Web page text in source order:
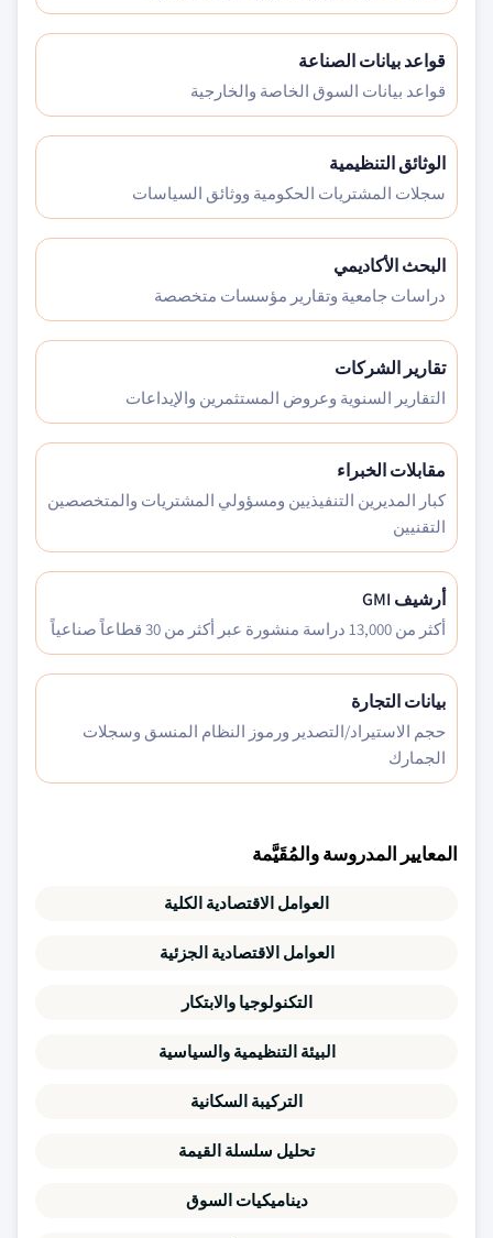
قواعد بيانات الصناعة
قواعد بيانات السوق الخاصة والخارجية
الوثائق التنظيمية
سجلات المشتريات الحكومية ووثائق السياسات
البحث الأكاديمي
دراسات جامعية وتقارير مؤسسات متخصصة
تقارير الشركات
التقارير السنوية وعروض المستثمرين والإيداعات
مقابلات الخبراء
كبار المديرين التنفيذيين ومسؤولي المشتريات والمتخصصين
التقنيين
أرشيف GMI
أكثر من 13,000 دراسة منشورة عبر أكثر من 30 قطاعاً صناعياً
بيانات التجارة
حجم الاستيراد/التصدير ورموز النظام المنسق وسجلات
الجمارك
المعايير المدروسة والمُقَيَّمة
العوامل الاقتصادية الكلية
العوامل الاقتصادية الجزئية
التكنولوجيا والابتكار
البيئة التنظيمية والسياسية
التركيبة السكانية
تحليل سلسلة القيمة
ديناميكيات السوق